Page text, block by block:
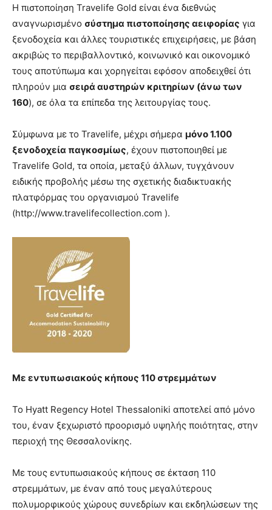
Η πιστοποίηση Travelife Gold είναι ένα διεθνώς
αναγνωρισμένο σύστημα πιστοποίησης αειφορίας για
ξενοδοχεία και άλλες τουριστικές επιχειρήσεις, με βάση
ακριβώς το περιβαλλοντικό, κοινωνικό και οικονομικό
τους αποτύπωμα και χορηγείται εφόσον αποδειχθεί ότι
πληρούν μια σειρά αυστηρών κριτηρίων (άνω των
160), σε όλα τα επίπεδα της λειτουργίας τους.
Σύμφωνα με το Travelife, μέχρι σήμερα μόνο 1.100
ξενοδοχεία παγκοσμίως, έχουν πιστοποιηθεί με
Travelife Gold, τα οποία, μεταξύ άλλων, τυγχάνουν
ειδικής προβολής μέσω της σχετικής διαδικτυακής
πλατφόρμας του οργανισμού Travelife
(http://www.travelifecollection.com ).
Με εντυπωσιακούς κήπους 110 στρεμμάτων
Το Hyatt Regency Hotel Thessaloniki αποτελεί από μόνο
του, έναν ξεχωριστό προορισμό υψηλής ποιότητας, στην
περιοχή της Θεσσαλονίκης.
Με τους εντυπωσιακούς κήπους σε έκταση 110
στρεμμάτων, με έναν από τους μεγαλύτερους
πολυμορφικούς χώρους συνεδρίων και εκδηλώσεων της